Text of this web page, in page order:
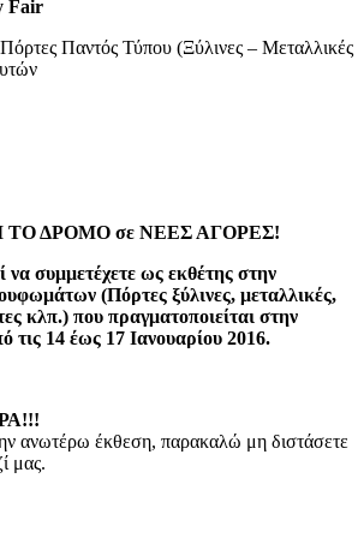
Fair
Παντός Τύπου (Ξύλινες – Μεταλλικές
ΤΟ ΔΡΟΜΟ σε ΝΕΕΣ ΑΓΟΡΕΣ!
συμμετέχετε ως εκθέτης στην
(Πόρτες ξύλινες, μεταλλικές,
κλπ.) που πραγματοποιείται στην
τις 14 έως 17 Ιανουαρίου 2016.
ανωτέρω έκθεση, παρακαλώ μη διστάσετε
μας.